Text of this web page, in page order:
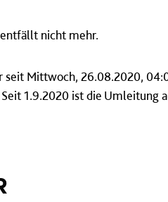
nicht mehr.
seit Mittwoch, 26.08.2020,
1.9.2020 ist die Umleitung